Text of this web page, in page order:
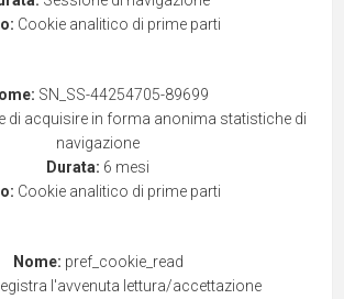
Cookie analitico di prime parti
SN_SS-44254705-89699
di acquisire in forma anonima statistiche di
navigazione
Durata: 6 mesi
Cookie analitico di prime parti
Nome: pref_cookie_read
l'avvenuta lettura/accettazione